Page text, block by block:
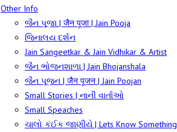
Other Info
જૈન પૂજા | जैन पूजा | Jain Pooja
જિનાલય દર્શન
Jain Sangeetkar & Jain Vidhikar & Artist
જૈન ભોજનશાળા | Jain Bhojanshala
જૈન પૂજન | जैन पूजन | Jain Poojan
Small Stories | નાની વાર્તાઓ
Small Speaches
ચાલો કંઈક જાણીયે | Lets Know Something